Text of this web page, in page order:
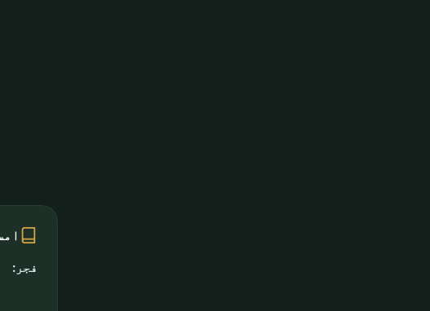
فجر: